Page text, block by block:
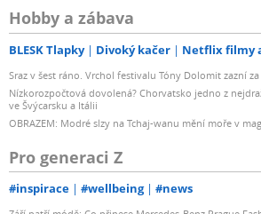
Hobby a zábava
BLESK Tlapky Divoký kačer Netflix filmy
Sraz v šest ráno. Vrchol festivalu Tóny Dolomit zazní
Nízkorozpočtová dovolená? Chorvatsko jedno z
ve Švýcarsku a Itálii
OBRAZEM: Modré slzy na Tchaj-wanu mění moře v
Pro generaci Z
#inspirace #wellbeing #news